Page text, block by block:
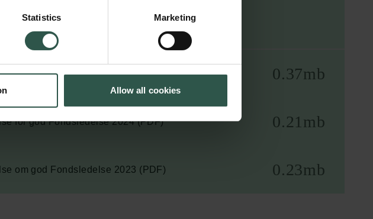
Statistics Marketing
Allow all cookies
for god Fondsledelse 2025 (PDF) 0.37mb
for god Fondsledelse 2024 (PDF) 0.21mb
om god Fondsledelse 2023 (PDF) 0.23mb